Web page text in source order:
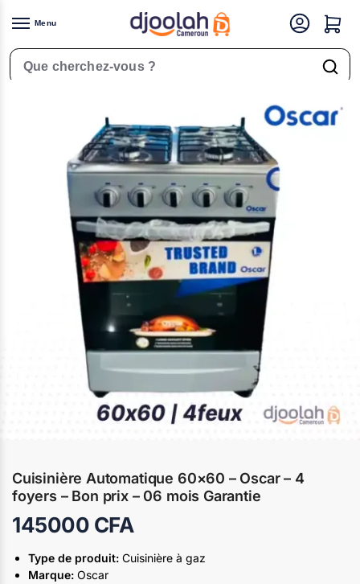
Menu
Rechercher un produit
Accueil Gros Électromenager Cuisinière Automatique 60×60 – Oscar – 4 foyers – Bon prix – 06 mois Garantie
Cuisinière Automatique 60×60 – Oscar – 4
foyers – Bon prix – 06 mois Garantie
145000 CFA
Type de produit: Cuisinière à gaz
Marque: Oscar